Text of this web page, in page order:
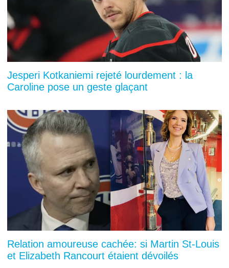
Jesperi Kotkaniemi rejeté lourdement : la
Caroline pose un geste glaçant
Relation amoureuse cachée: si Martin St-Louis
et Elizabeth Rancourt étaient dévoilés